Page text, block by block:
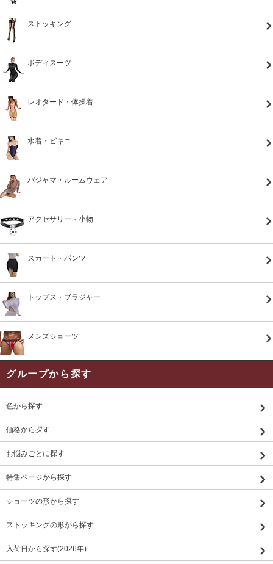
ストッキング
ボディスーツ
レオタード・体操着
水着・ビキニ
パジャマ・ルームウェア
アクセサリー・小物
スカート・パンツ
トップス・ブラジャー
メンズショーツ
グループから探す
色から探す
価格から探す
お悩みごとに探す
特集ページから探す
ショーツの形から探す
ストッキングの形から探す
入荷日から探す(2026年)